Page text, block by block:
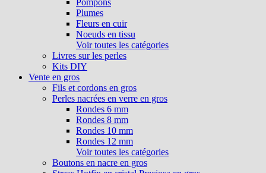
Pompons
Plumes
Fleurs en cuir
Noeuds en tissu
Voir toutes les catégories
Livres sur les perles
Kits DIY
Vente en gros
Fils et cordons en gros
Perles nacrées en verre en gros
Rondes 6 mm
Rondes 8 mm
Rondes 10 mm
Rondes 12 mm
Voir toutes les catégories
Boutons en nacre en gros